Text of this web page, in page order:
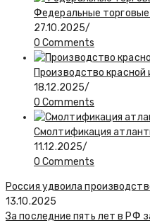
Федеральные торговые
27.10.2025/
0 Comments
Производство красной
18.12.2025/
0 Comments
Смолтификация
11.12.2025/
0 Comments
Россия удвоила
13.10.2025
За последние пять лет в РФ